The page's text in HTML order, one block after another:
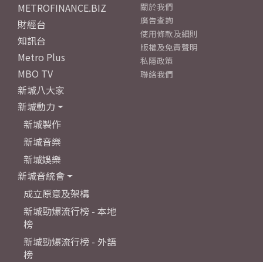
METROFINANCE.BIZ
財經台
知訊台
Metro Plus
MBO TV
新城八大家
新城動力
新城製作
新城音樂
新城娛樂
新城音統會
成立原意及架構
新城勁爆流行榜 - 本地
榜
新城勁爆流行榜 - 外語
榜
關於我們
廣告查詢
使用條款及細則
版權及免責聲明
私隱政策
聯絡我們